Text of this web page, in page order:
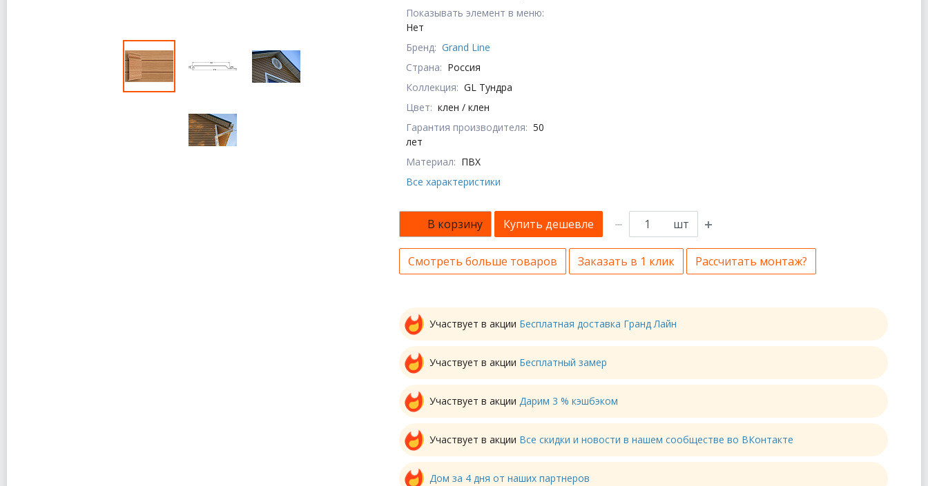
Показывать элемент в меню:
Нет
Бренд: Grand Line
Страна: Россия
Коллекция: GL Тундра
Цвет: клен / клен
Гарантия производителя: 50
лет
Материал: ПВХ
Все характеристики
В корзину Купить дешевле шт
Смотреть больше товаров Заказать в 1 клик Рассчитать монтаж?
Участвует в акции Бесплатная доставка Гранд Лайн
Участвует в акции Бесплатный замер
Участвует в акции Дарим 3 % кэшбэком
Участвует в акции Все скидки и новости в нашем сообществе во ВКонтакте
Дом за 4 дня от наших партнеров